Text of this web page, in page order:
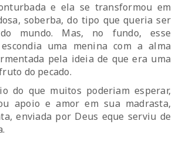
e ela se transformou em
soberba, do tipo que queria ser
mundo. Mas, no fundo, esse
uma menina com a alma
pela ideia de que era uma
do pecado.
do que muitos poderiam esperar,
apoio e amor em sua madrasta,
enviada por Deus eque serviu de